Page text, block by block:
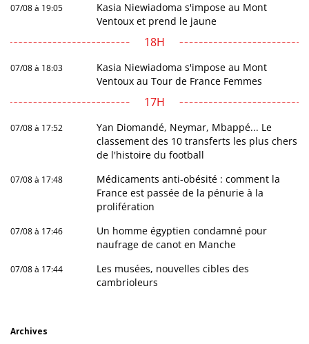
07/08 à 19:05
Kasia Niewiadoma s'impose au Mont
Ventoux et prend le jaune
18H
07/08 à 18:03
Kasia Niewiadoma s'impose au Mont
Ventoux au Tour de France Femmes
17H
07/08 à 17:52
Yan Diomandé, Neymar, Mbappé... Le
classement des 10 transferts les plus chers
de l'histoire du football
07/08 à 17:48
Médicaments anti-obésité : comment la
France est passée de la pénurie à la
prolifération
07/08 à 17:46
Un homme égyptien condamné pour
naufrage de canot en Manche
07/08 à 17:44
Les musées, nouvelles cibles des
cambrioleurs
Archives